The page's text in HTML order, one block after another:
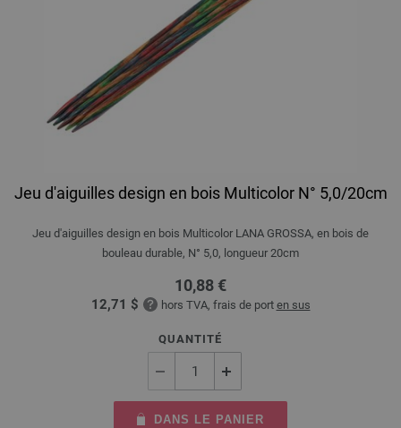
Jeu d'aiguilles design en bois Multicolor N° 5,0/20cm
Jeu d'aiguilles design en bois Multicolor LANA GROSSA, en bois de
bouleau durable, N° 5,0, longueur 20cm
10,88 €
12,71 $ hors TVA, frais de port en sus
QUANTITÉ
DANS LE PANIER